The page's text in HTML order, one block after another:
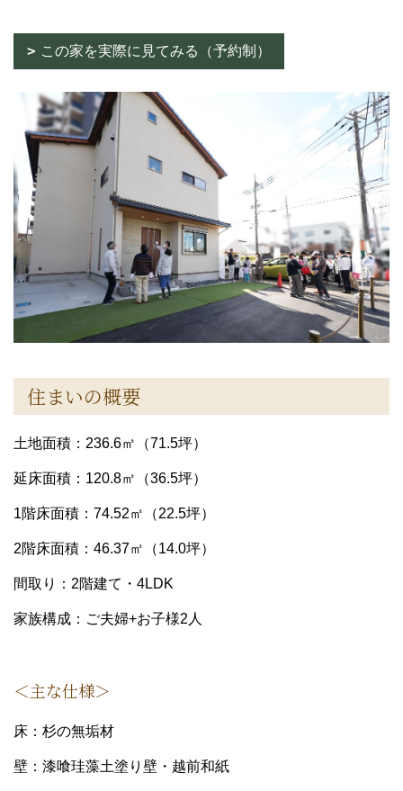
この家を実際に見てみる（予約制）
住まいの概要
土地面積：236.6㎡（71.5坪）
延床面積：120.8㎡（36.5坪）
1階床面積：74.52㎡（22.5坪）
2階床面積：46.37㎡（14.0坪）
間取り：2階建て・4LDK
家族構成：ご夫婦+お子様2人
＜主な仕様＞
床：杉の無垢材
壁：漆喰珪藻土塗り壁・越前和紙